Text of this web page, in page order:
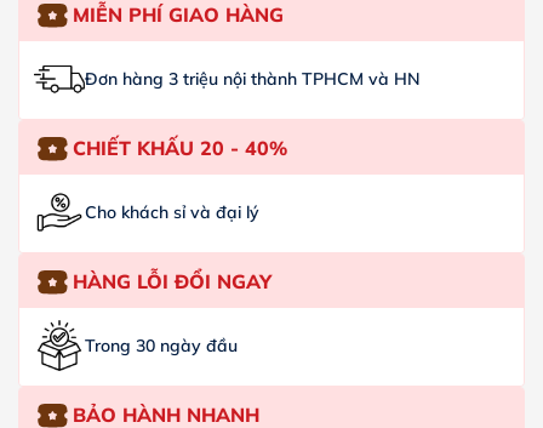
MIỄN PHÍ GIAO HÀNG
Đơn hàng 3 triệu nội thành TPHCM và HN
CHIẾT KHẤU 20 - 40%
Cho khách sỉ và đại lý
HÀNG LỖI ĐỔI NGAY
Trong 30 ngày đầu
BẢO HÀNH NHANH